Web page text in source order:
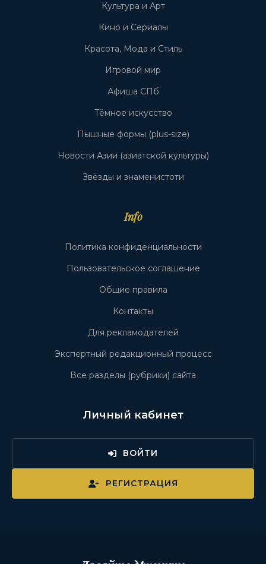
Культура и Арт
Кино и Сериалы
Красота, Мода и Стиль
Игровой мир
Афиша СПб
Тёмное искусство
Пышные формы (plus-size)
Новости Азии (азиатской культуры)
Звёзды и знаменистоти
Info
Политика конфиденциальности
Пользовательское соглашение
Общие правила
Контакты
Для рекламодателей
Экспертный редакционный процесс
Все разделы (рубрики) сайта
Личный кабинет
ВОЙТИ
РЕГИСТРАЦИЯ